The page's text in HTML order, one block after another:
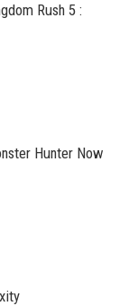
Rush 5 :
Hunter Now